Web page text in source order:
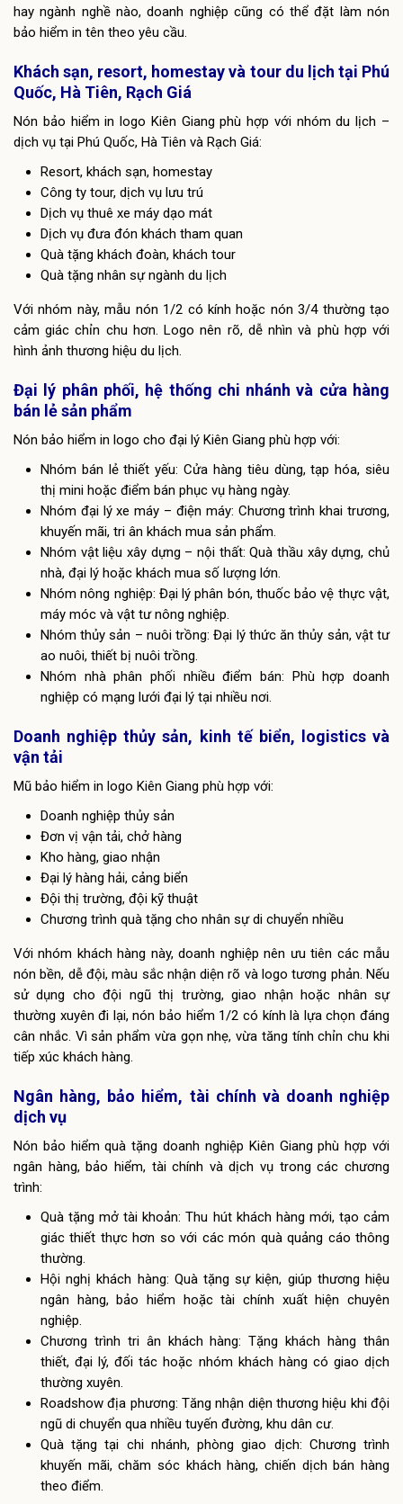
hay ngành nghề nào, doanh nghiệp cũng có thể đặt làm nón
bảo hiểm in tên theo yêu cầu.
Khách sạn, resort, homestay và tour du lịch tại Phú
Quốc, Hà Tiên, Rạch Giá
Nón bảo hiểm in logo Kiên Giang phù hợp với nhóm du lịch –
dịch vụ tại Phú Quốc, Hà Tiên và Rạch Giá:
Resort, khách sạn, homestay
Công ty tour, dịch vụ lưu trú
Dịch vụ thuê xe máy dạo mát
Dịch vụ đưa đón khách tham quan
Quà tặng khách đoàn, khách tour
Quà tặng nhân sự ngành du lịch
Với nhóm này, mẫu nón 1/2 có kính hoặc nón 3/4 thường tạo
cảm giác chỉn chu hơn. Logo nên rõ, dễ nhìn và phù hợp với
hình ảnh thương hiệu du lịch.
Đại lý phân phối, hệ thống chi nhánh và cửa hàng
bán lẻ sản phẩm
Nón bảo hiểm in logo cho đại lý Kiên Giang phù hợp với:
Nhóm bán lẻ thiết yếu: Cửa hàng tiêu dùng, tạp hóa, siêu
thị mini hoặc điểm bán phục vụ hàng ngày.
Nhóm đại lý xe máy – điện máy: Chương trình khai trương,
khuyến mãi, tri ân khách mua sản phẩm.
Nhóm vật liệu xây dựng – nội thất: Quà thầu xây dựng, chủ
nhà, đại lý hoặc khách mua số lượng lớn.
Nhóm nông nghiệp: Đại lý phân bón, thuốc bảo vệ thực vật,
máy móc và vật tư nông nghiệp.
Nhóm thủy sản – nuôi trồng: Đại lý thức ăn thủy sản, vật tư
ao nuôi, thiết bị nuôi trồng.
Nhóm nhà phân phối nhiều điểm bán: Phù hợp doanh
nghiệp có mạng lưới đại lý tại nhiều nơi.
Doanh nghiệp thủy sản, kinh tế biển, logistics và
vận tải
Mũ bảo hiểm in logo Kiên Giang phù hợp với:
Doanh nghiệp thủy sản
Đơn vị vận tải, chở hàng
Kho hàng, giao nhận
Đại lý hàng hải, cảng biển
Đội thị trường, đội kỹ thuật
Chương trình quà tặng cho nhân sự di chuyển nhiều
Với nhóm khách hàng này, doanh nghiệp nên ưu tiên các mẫu
nón bền, dễ đội, màu sắc nhận diện rõ và logo tương phản. Nếu
sử dụng cho đội ngũ thị trường, giao nhận hoặc nhân sự
thường xuyên đi lại, nón bảo hiểm 1/2 có kính là lựa chọn đáng
cân nhắc. Vì sản phẩm vừa gọn nhẹ, vừa tăng tính chỉn chu khi
tiếp xúc khách hàng.
Ngân hàng, bảo hiểm, tài chính và doanh nghiệp
dịch vụ
Nón bảo hiểm quà tặng doanh nghiệp Kiên Giang phù hợp với
ngân hàng, bảo hiểm, tài chính và dịch vụ trong các chương
trình:
Quà tặng mở tài khoản: Thu hút khách hàng mới, tạo cảm
giác thiết thực hơn so với các món quà quảng cáo thông
thường.
Hội nghị khách hàng: Quà tặng sự kiện, giúp thương hiệu
ngân hàng, bảo hiểm hoặc tài chính xuất hiện chuyên
nghiệp.
Chương trình tri ân khách hàng: Tặng khách hàng thân
thiết, đại lý, đối tác hoặc nhóm khách hàng có giao dịch
thường xuyên.
Roadshow địa phương: Tăng nhận diện thương hiệu khi đội
ngũ di chuyển qua nhiều tuyến đường, khu dân cư.
Quà tặng tại chi nhánh, phòng giao dịch: Chương trình
khuyến mãi, chăm sóc khách hàng, chiến dịch bán hàng
theo điểm.